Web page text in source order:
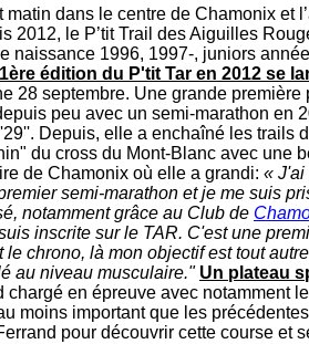
dans le centre de Chamonix et
le P’tit Trail des Aiguilles
naissance 1996, 1997-, juniors
édition du P'tit Tar en 2012 se
28 septembre. Une grande première
peu avec un semi-marathon en
Depuis, elle a enchaîné les trails
du cross du Mont-Blanc avec une
de Chamonix où elle a grandi: « J'ai
semi-marathon et je me suis
notamment grâce au Club de
inscrite sur le TAR. C'est une
chrono, là mon objectif est tout
au niveau musculaire." Un plateau
chargé en épreuve avec notamment
moins important que les
pour découvrir cette course et